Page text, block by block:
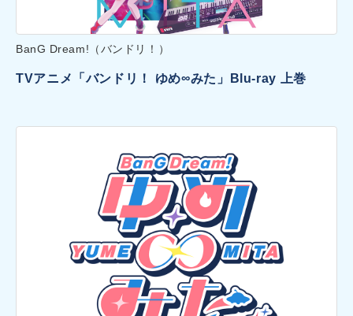
BanG Dream!（バンドリ！）
TVアニメ「バンドリ！ ゆめ∞みた」Blu-ray 上巻